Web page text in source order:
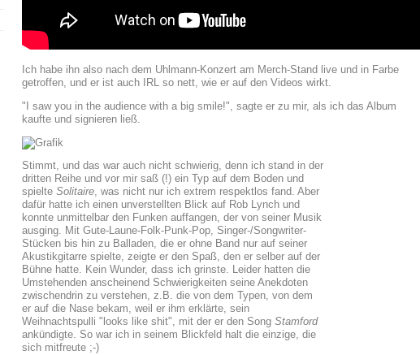
Ich habe ihn also nach dem Uhlmann-Konzert am Merch-Stand live und in Farbe
getroffen, und er ist auch IRL so nett, wie er auf den Videos wirkt.
"I saw you in the audience with a big smile!", sagte er zu mir, als ich das Album
kaufte und signieren ließ.
Stimmt, und das war auch nicht schwierig, denn ich stand in der
dritten Reihe und vor mir saß (!) ein Typ auf dem Boden und
spielte Solitaire, was nicht nur ich extrem respektlos fand. Aber
dafür hatte ich einen unverstellten Blick auf Rob Lynch und
konnte unmittelbar den Funken auffangen, der von seiner Musik
ausging. Mit Gute-Laune-Folk-Punk-Pop, Singer-/Songwriter-
Stücken bis hin zu Balladen, die er ohne Band nur auf seiner
Akustikgitarre spielte, zeigte er den Spaß, den er selber auf der
Bühne hatte. Kein Wunder, dass ich grinste. Leider hatten die
Umstehenden anscheinend Schwierigkeiten seine Anekdoten
zwischendrin zu verstehen, z.B. die von dem Typen, von dem
er auf die Nase bekam, weil er ihm erklärte, sein
Weihnachtspulli "looks like shit", mit der er den Song Stamford
ankündigte. So war ich in seinem Blickfeld halt die einzige, die
sich mitfreute ;-)